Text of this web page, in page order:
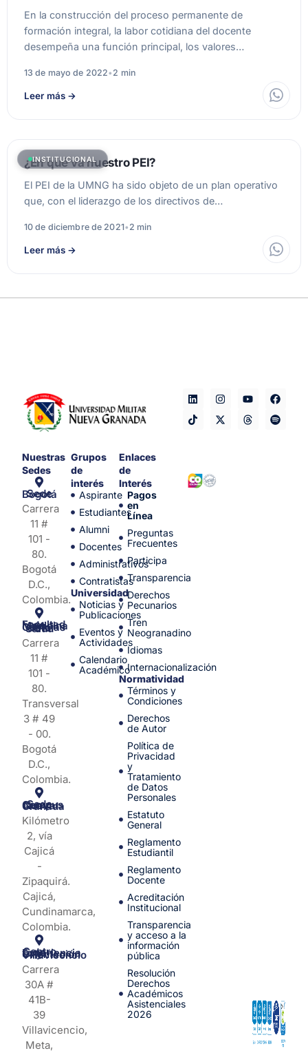
En la construcción del proceso permanente de
formación integral, la labor cotidiana del docente
desempeña una función principal, los valores…
13 de mayo de 2022• 2 min
Leer más →
INSTITUCIONAL
¿En qué va nuestro PEI?
El PEI de la UMNG ha sido objeto de un plan operativo
que, con el liderazgo de los directivos de…
10 de diciembre de 2021• 2 min
Leer más →
Nuestras
Sedes
Sede Bogotá
Carrera
11 #
101 -
80.
Bogotá
D.C.,
Colombia.
Facultad de Medicina y Ciencias de la Salud
Carrera
11 #
101 -
80.
Transversal
3 # 49
- 00.
Bogotá
D.C.,
Colombia.
Sede Campus Nueva Granada
Kilómetro
2, vía
Cajicá
-
Zipaquirá.
Cajicá,
Cundinamarca,
Colombia.
Centro de Experiencia y Orientación Villavicencio
Carrera
30A #
41B-
39
Villavicencio,
Meta,
Grupos
de
interés
Aspirante
Estudiantes
Alumni
Docentes
Administrativos
Contratistas
Universidad
Noticias y
Publicaciones
Eventos y
Actividades
Calendario
Académico
Enlaces
de
Interés
Pagos
en
Línea
Preguntas
Frecuentes
Participa
Transparencia
Derechos
Pecunarios
Tren
Neogranadino
Idiomas
Internacionalización
Normatividad
Términos y
Condiciones
Derechos
de Autor
Política de
Privacidad
y
Tratamiento
de Datos
Personales
Estatuto
General
Reglamento
Estudiantil
Reglamento
Docente
Acreditación
Institucional
Transparencia
y acceso a la
información
pública
Resolución
Derechos
Académicos
Asistenciales
2026